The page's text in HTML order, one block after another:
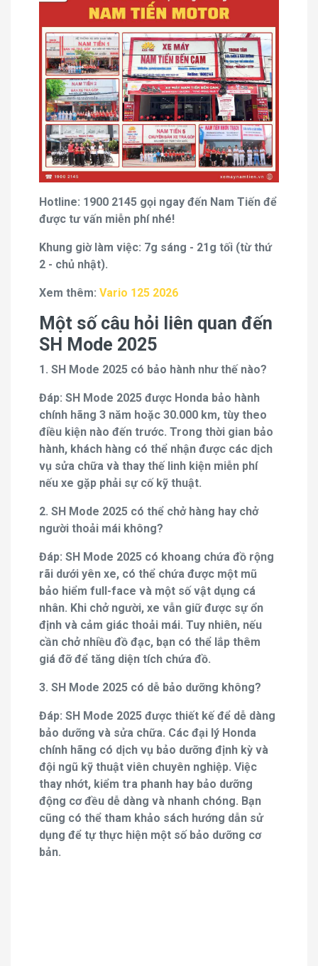
Hotline: 1900 2145 gọi ngay đến Nam Tiến để
được tư vấn miễn phí nhé!
Khung giờ làm việc: 7g sáng - 21g tối (từ thứ
2 - chủ nhật).
Xem thêm: Vario 125 2026
Một số câu hỏi liên quan đến
SH Mode 2025
1. SH Mode 2025 có bảo hành như thế nào?
Đáp: SH Mode 2025 được Honda bảo hành
chính hãng 3 năm hoặc 30.000 km, tùy theo
điều kiện nào đến trước. Trong thời gian bảo
hành, khách hàng có thể nhận được các dịch
vụ sửa chữa và thay thế linh kiện miễn phí
nếu xe gặp phải sự cố kỹ thuật.
2. SH Mode 2025 có thể chở hàng hay chở
người thoải mái không?
Đáp: SH Mode 2025 có khoang chứa đồ rộng
rãi dưới yên xe, có thể chứa được một mũ
bảo hiểm full-face và một số vật dụng cá
nhân. Khi chở người, xe vẫn giữ được sự ổn
định và cảm giác thoải mái. Tuy nhiên, nếu
cần chở nhiều đồ đạc, bạn có thể lắp thêm
giá đỡ để tăng diện tích chứa đồ.
3. SH Mode 2025 có dễ bảo dưỡng không?
Đáp: SH Mode 2025 được thiết kế để dễ dàng
bảo dưỡng và sửa chữa. Các đại lý Honda
chính hãng có dịch vụ bảo dưỡng định kỳ và
đội ngũ kỹ thuật viên chuyên nghiệp. Việc
thay nhớt, kiểm tra phanh hay bảo dưỡng
động cơ đều dễ dàng và nhanh chóng. Bạn
cũng có thể tham khảo sách hướng dẫn sử
dụng để tự thực hiện một số bảo dưỡng cơ
bản.